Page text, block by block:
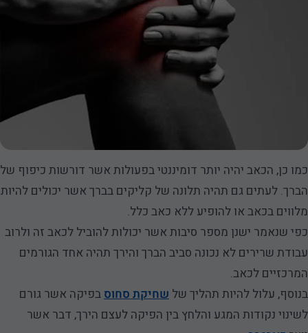
כמו כן, הכאב יהיה יותר דומיננטי בפעולות אשר דורשות כיפוף של
הברך. לעתים גם תהיה תלונה של קליקים בברך אשר יכולים להיות
מלווים בכאב או להופיע ללא כאב כלל.
כפי שנאמר ישנן מספר סיבות אשר יכולות להוביל לכאב זה ולרוב
עבודת שרירים לא נכונה סביב הברך והירך תהיה אחד הגורמים
המרכזיים לכאב.
בנוסף, עלול להיות תהליך של שחיקת סחוסבפיקה אשר גורם
לשינוי נקודות המגע והלחץ בין הפיקה לעצם הירך, דבר אשר